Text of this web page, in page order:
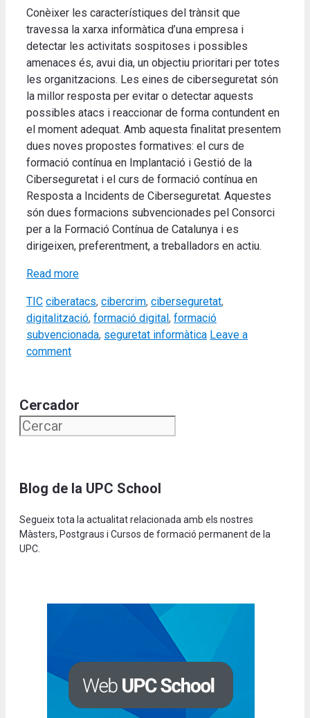
Conèixer les característiques del trànsit que
travessa la xarxa informàtica d’una empresa i
detectar les activitats sospitoses i possibles
amenaces és, avui dia, un objectiu prioritari per totes
les organitzacions. Les eines de ciberseguretat són
la millor resposta per evitar o detectar aquests
possibles atacs i reaccionar de forma contundent en
el moment adequat. Amb aquesta finalitat presentem
dues noves propostes formatives: el curs de
formació contínua en Implantació i Gestió de la
Ciberseguretat i el curs de formació contínua en
Resposta a Incidents de Ciberseguretat. Aquestes
són dues formacions subvencionades pel Consorci
per a la Formació Contínua de Catalunya i es
dirigeixen, preferentment, a treballadors en actiu.
Read more
Categories
TIC Tags
ciberatacs, cibercrim, ciberseguretat,
digitalització, formació digital , formació
subvencionada, seguretat informàtica Leave a
comment
Cercador
Blog de la UPC School
Segueix tota la actualitat relacionada amb els nostres
Màsters, Postgraus i Cursos de formació permanent de la
UPC.